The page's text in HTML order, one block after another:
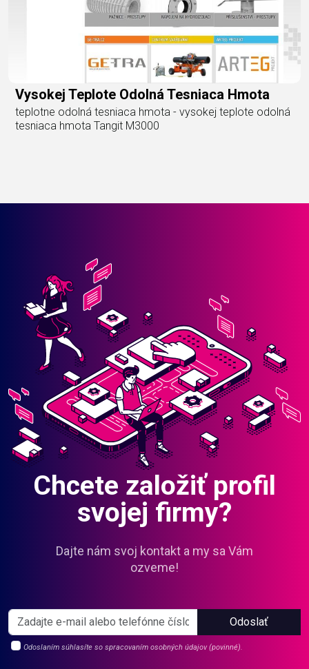
Vysokej Teplote Odolná Tesniaca Hmota
teplotne odolná tesniaca hmota - vysokej teplote odolná
tesniaca hmota Tangit M3000
Chcete založiť profil
svojej firmy?
Dajte nám svoj kontakt a my sa Vám
ozveme!
Odoslať
Odoslaním súhlasíte so spracovaním osobných údajov (povinné).